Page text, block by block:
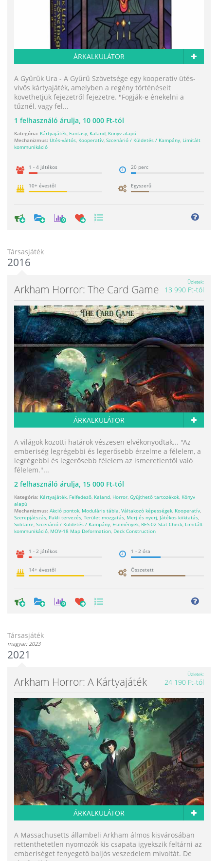
ÁRKALKULÁTOR
A Gyűrűk Ura - A Gyűrű Szövetsége egy kooperatív ütés-
vivős kártyajáték, amelyben a regény történéseit
követhetjük fejezetről fejezetre. "Fogják-e énekelni a
tűznél, vagy fel...
1 felhasználó árulja, 10 000 Ft-tól
Kategória: Kártyajáték, Fantasy, Kaland, Könyv alapú
Mechanizmus: Ütés-váltós, Kooperatív, Szcenárió / Küldetés / Kampány, Limitált
kommunikáció
1 - 4 játékos 20 perc
10+ évestől Egyszerű
0
Társasjáték
2016
Arkham Horror: The Card Game
Üzletek
13 990 Ft-tól
ÁRKALKULÁTOR
A világok közötti határok vészesen elvékonyodtak... "Az
emberiség legrégebbi és legerősebb érzelme a félelem, a
legrégebbi és legerősebb félelem az ismeretlentől való
félelem."...
2 felhasználó árulja, 15 000 Ft-tól
Kategória: Kártyajáték, Felfedező, Kaland, Horror, Gyűjthető tartozékok, Könyv
alapú
Mechanizmus: Akció pontok, Moduláris tábla, Váltakozó képességek, Kooperatív,
Szerepjátszás, Pakli tervezés, Terület mozgatás, Merj és nyerj, Játékos kiiktatás,
Solitaire, Szcenárió / Küldetés / Kampány, Események, RES-02 Stat Check, Limitált
kommunikáció, MOV-18 Map Deformation, Deck Construction
1 - 2 játékos 1 - 2 óra
14+ évestől Összetett
0
Társasjáték
magyar: 2023
2021
Arkham Horror: A Kártyajáték
Üzletek
24 190 Ft-tól
ÁRKALKULÁTOR
A Massachusetts állambeli Arkham álmos kisvárosában
rettenthetetlen nyomozók kis csapata igyekszik feltárni az
emberiséget fenyegető baljós veszedelem mivoltát. De